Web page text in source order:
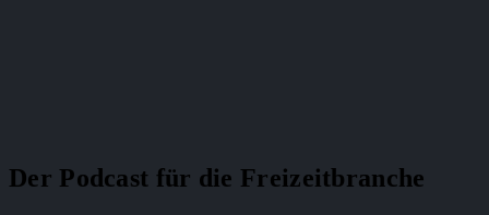
Der Podcast für die Freizeitbranche